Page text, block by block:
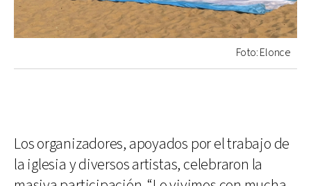
Foto: Elonce
Los organizadores, apoyados por el trabajo de
la iglesia y diversos artistas, celebraron la